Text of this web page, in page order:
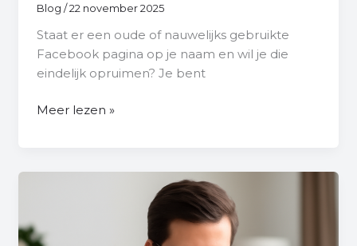
Blog /22 november 2025
Staat er een oude of nauwelijks gebruikte
Facebook pagina op je naam en wil je die
eindelijk opruimen? Je bent
Meer lezen »
Voor